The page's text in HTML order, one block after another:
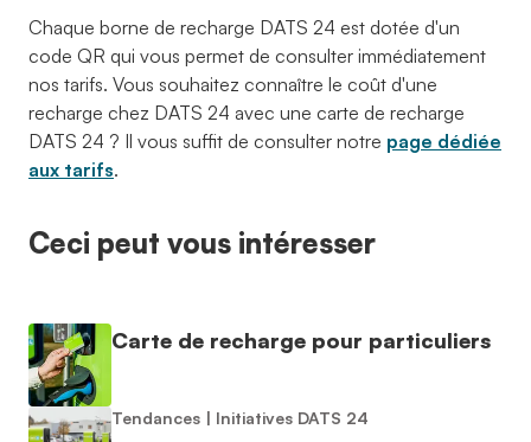
Chaque borne de recharge DATS 24 est dotée d'un
code QR qui vous permet de consulter immédiatement
nos tarifs. Vous souhaitez connaître le coût d'une
recharge chez DATS 24 avec une carte de recharge
DATS 24 ? Il vous suffit de consulter notre page dédiée
aux tarifs.
Ceci peut vous intéresser
Carte de recharge pour particuliers
Tendances | Initiatives DATS 24